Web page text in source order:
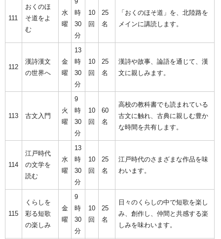
111
おくのほ
そ道をよ
む
水
曜
時
30
分
10
回
25
名
「おくのほそ道」を、北陸路を
メインに講読します。
112
漢詩漢文
の世界へ
金
曜
13
時
30
分
10
回
25
名
漢詩や故事、論語を通じて、漢
文に親しみます。
113 古文入門
火
曜
9
時
30
分
10
回
60
名
高校の教科書でも読まれている
古文に触れ、古典に親しむ豊か
な時間を共有します。
114
江戸時代
の文学を
読む
水
曜
13
時
30
分
10
回
25
名
江戸時代のさまざまな作品を味
わいます。
115
くらしを
彩る短歌
の楽しみ
金
曜
9
時
30
分
10
回
25
名
日々のくらしの中で短歌を楽し
み、創作し、仲間と共感する楽
しみを味わいます。